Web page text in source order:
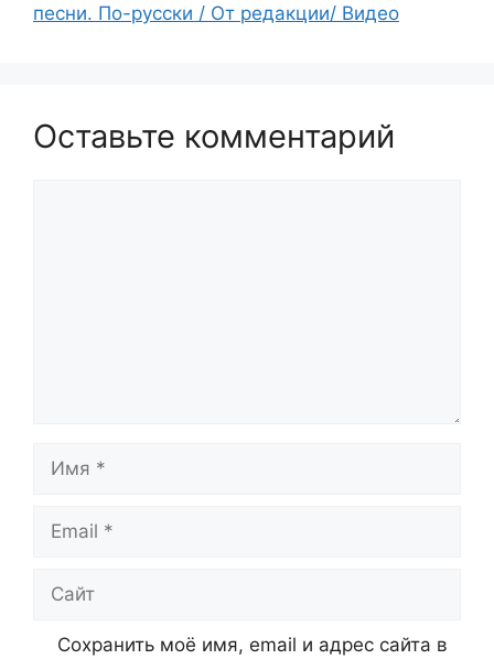
песни. По-русски / От редакции/ Видео
Оставьте комментарий
Сохранить моё имя, email и адрес сайта в